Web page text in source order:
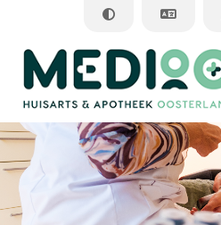
Praktijkinformatie